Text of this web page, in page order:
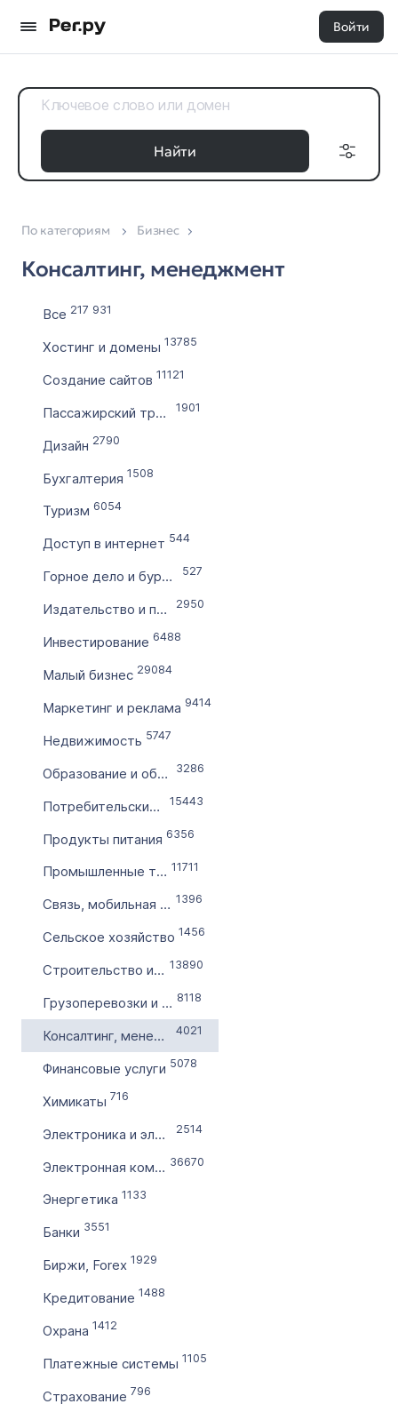
Войти
Найти
Доменные
Все 35
Дата регистрации
с
Выставлен на продажу
с
Цена домена в ₽
от
до
Без цены
с
по
Дополнительные условия
Словарное слово в домене
По категориям Бизнес
Консалтинг, менеджмент
Все 217 931
Хостинг и домены 13785
Создание сайтов 11121
Пассажирский транспорт 1901
Дизайн 2790
Бухгалтерия 1508
Туризм 6054
Доступ в интернет 544
Горное дело и бурение 527
Издательство и полиграфия 2950
Инвестирование 6488
Малый бизнес 29084
Маркетинг и реклама 9414
Недвижимость 5747
Образование и обучение 3286
Потребительские товары и услуги 15443
Продукты питания 6356
Промышленные товары и услуги 11711
Связь, мобильная связь 1396
Сельское хозяйство 1456
Строительство и эксплуатация 13890
Грузоперевозки и снабжение 8118
Консалтинг, менеджмент 4021
Финансовые услуги 5078
Химикаты 716
Электроника и электричество 2514
Электронная коммерция 36670
Энергетика 1133
Банки 3551
Биржи, Forex 1929
Кредитование 1488
Охрана 1412
Платежные системы 1105
Страхование 796